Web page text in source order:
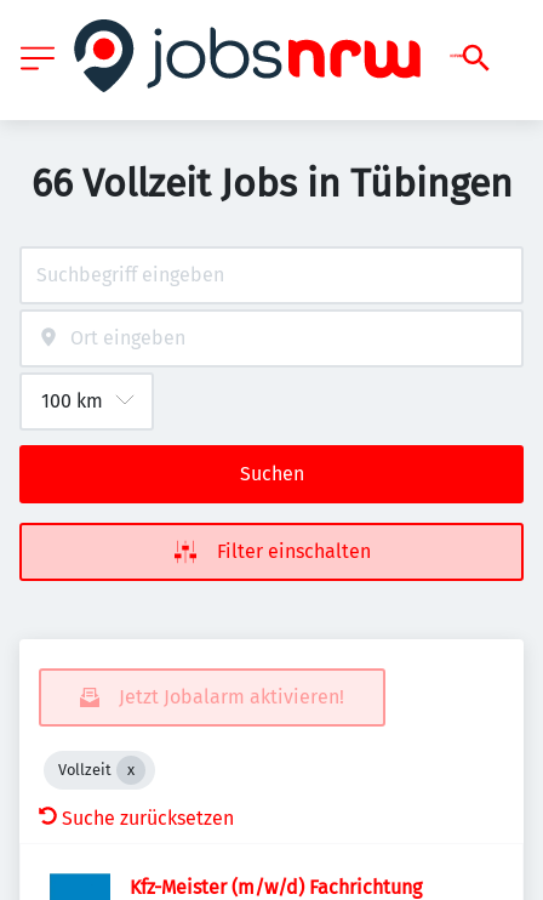
66 Vollzeit Jobs in Tübingen
Suchen
Filter einschalten
Jetzt Jobalarm aktivieren!
Vollzeit
Suche zurücksetzen
Kfz-Meister (m/w/d) Fachrichtung